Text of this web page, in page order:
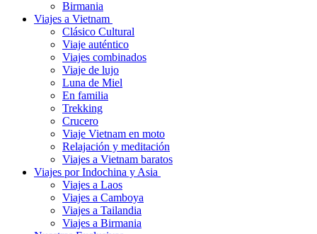
Birmania
Viajes a Vietnam
Clásico Cultural
Viaje auténtico
Viajes combinados
Viaje de lujo
Luna de Miel
En familia
Trekking
Crucero
Viaje Vietnam en moto
Relajación y meditación
Viajes a Vietnam baratos
Viajes por Indochina y Asia
Viajes a Laos
Viajes a Camboya
Viajes a Tailandia
Viajes a Birmania